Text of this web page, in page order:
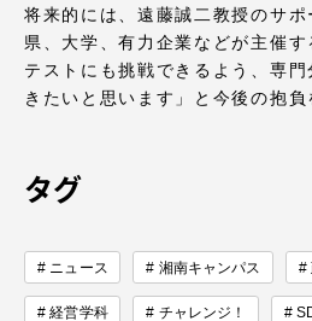
将来的には、遠藤誠二教授のサポ
県、大学、有力企業などが主催
テストにも挑戦できるよう、専
きたいと思います」と今後の抱負
タグ
ニュース 湘南キャンパス
経営学科 チャレンジ！